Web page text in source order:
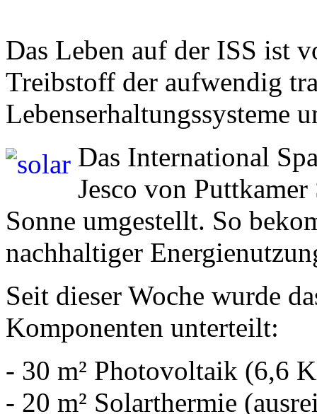
Das Leben auf der ISS ist
Treibstoff der aufwendig
Lebenserhaltungssysteme
Das International
Jesco von
Sonne umgestellt. So
nachhaltiger
Seit dieser Woche wurde
Komponenten unterteilt:
- 30 m² Photovoltaik (6,6
- 20 m² Solarthermie